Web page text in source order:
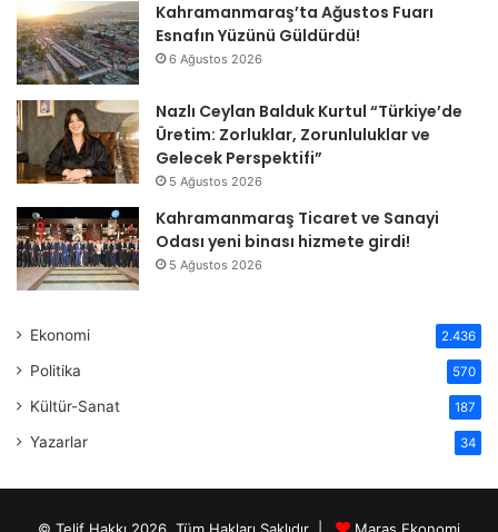
Kahramanmaraş’ta Ağustos Fuarı
Esnafın Yüzünü Güldürdü!
6 Ağustos 2026
Nazlı Ceylan Balduk Kurtul “Türkiye’de
Üretim: Zorluklar, Zorunluluklar ve
Gelecek Perspektifi”
5 Ağustos 2026
Kahramanmaraş Ticaret ve Sanayi
Odası yeni binası hizmete girdi!
5 Ağustos 2026
Ekonomi 2.436
Politika 570
Kültür-Sanat 187
Yazarlar 34